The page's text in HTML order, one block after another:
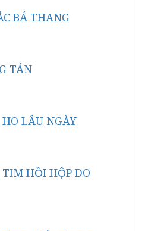
BÁ THANG
TÁN
LÂU NGÀY
HỒI HỘP DO